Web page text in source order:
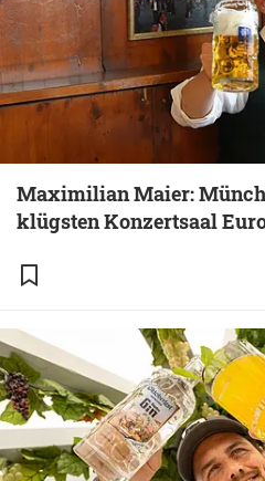
Maximilian Maier:
klügsten Konzertsaal